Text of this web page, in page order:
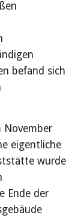
befand sich
November
eigentliche
wurde
Ende der